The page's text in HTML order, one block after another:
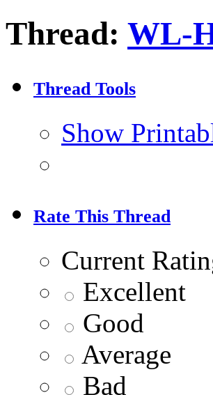
Thread: WL-
Thread Tools
Show
Rate This Thread
Current
Excellent
Good
Average
Bad